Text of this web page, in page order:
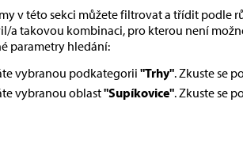
v této sekci můžete filtrovat a třídit podle
a takovou kombinaci, pro kterou není
parametry hledání:
vybranou podkategorii "Trhy". Zkuste se
vybranou oblast"Supíkovice". Zkuste se